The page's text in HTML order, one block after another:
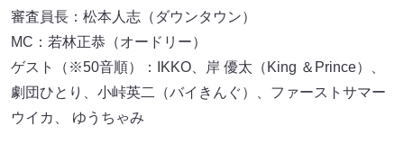
審査員長：松本人志（ダウンタウン）
MC：若林正恭（オードリー）
ゲスト（※50音順）：IKKO、岸 優太（King ＆Prince）、
劇団ひとり、小峠英二（バイきんぐ）、ファーストサマー
ウイカ、 ゆうちゃみ